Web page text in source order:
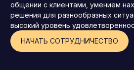
общении с клиентами, умением
решения для разнообразных
высокий уровень
НАЧАТЬ СОТРУДНИЧЕСТВО